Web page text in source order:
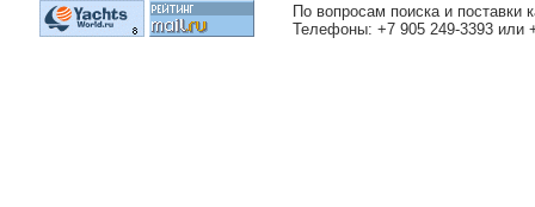
По вопросам поиска и поставки
Телефоны: +7 905 249-3393 или